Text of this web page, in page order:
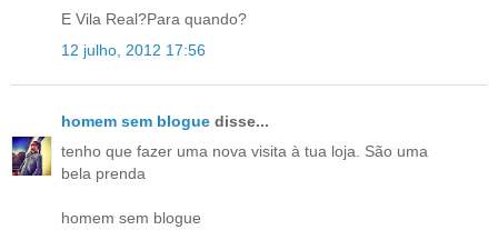
E Vila Real?Para quando?
12 julho, 2012 17:56
homem sem blogue disse...
tenho que fazer uma nova visita à tua loja. São uma
bela prenda
homem sem blogue